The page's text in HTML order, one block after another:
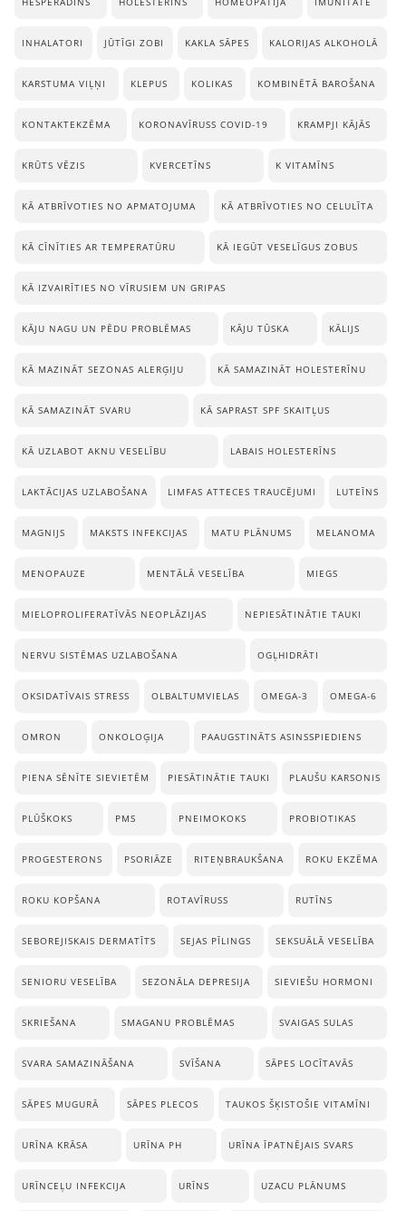
INHALATORI JŪTĪGI ZOBI KAKLA SĀPES KALORIJAS ALKOHOLĀ
KARSTUMA VIĻŅI KLEPUS KOLIKAS KOMBINĒTĀ BAROŠANA
KONTAKTEKZĒMA KORONAVĪRUSS COVID-19 KRAMPJI KĀJĀS
KRŪTS VĒZIS KVERCETĪNS K VITAMĪNS
KĀ ATBRĪVOTIES NO APMATOJUMA KĀ ATBRĪVOTIES NO CELULĪTA
KĀ CĪNĪTIES AR TEMPERATŪRU KĀ IEGŪT VESELĪGUS ZOBUS
KĀ IZVAIRĪTIES NO VĪRUSIEM UN GRIPAS
KĀJU NAGU UN PĒDU PROBLĒMAS KĀJU TŪSKA KĀLIJS
KĀ MAZINĀT SEZONAS ALERĢIJU KĀ SAMAZINĀT HOLESTERĪNU
KĀ SAMAZINĀT SVARU KĀ SAPRAST SPF SKAITĻUS
KĀ UZLABOT AKNU VESELĪBU LABAIS HOLESTERĪNS
LAKTĀCIJAS UZLABOŠANA LIMFAS ATTECES TRAUCĒJUMI LUTEĪNS
MAGNIJS MAKSTS INFEKCIJAS MATU PLĀNUMS MELANOMA
MENOPAUZE MENTĀLĀ VESELĪBA MIEGS
MIELOPROLIFERATĪVĀS NEOPLĀZIJAS NEPIESĀTINĀTIE TAUKI
NERVU SISTĒMAS UZLABOŠANA OGĻHIDRĀTI
OKSIDATĪVAIS STRESS OLBALTUMVIELAS OMEGA-3 OMEGA-6
OMRON ONKOLOĢIJA PAAUGSTINĀTS ASINSSPIEDIENS
PIENA SĒNĪTE SIEVIETĒM PIESĀTINĀTIE TAUKI PLAUŠU KARSONIS
PLŪŠKOKS PMS PNEIMOKOKS PROBIOTIKAS
PROGESTERONS PSORIĀZE RITEŅBRAUKŠANA ROKU EKZĒMA
ROKU KOPŠANA ROTAVĪRUSS RUTĪNS
SEBOREJISKAIS DERMATĪTS SEJAS PĪLINGS SEKSUĀLĀ VESELĪBA
SENIORU VESELĪBA SEZONĀLA DEPRESIJA SIEVIEŠU HORMONI
SKRIEŠANA SMAGANU PROBLĒMAS SVAIGAS SULAS
SVARA SAMAZINĀŠANA SVĪŠANA SĀPES LOCĪTAVĀS
SĀPES MUGURĀ SĀPES PLECOS TAUKOS ŠĶISTOŠIE VITAMĪNI
URĪNA KRĀSA URĪNA PH URĪNA ĪPATNĒJAIS SVARS
URĪNCEĻU INFEKCIJA URĪNS UZACU PLĀNUMS